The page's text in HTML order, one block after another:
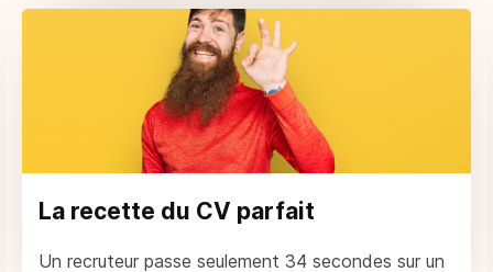
La recette du CV parfait
Un recruteur passe seulement 34 secondes sur un